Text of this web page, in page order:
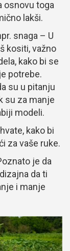
osnovu toga
lakši.
snaga – U
kositi, važno
kako bi se
potrebe.
su u pitanju
su za manje
modeli.
kako bi
za vaše ruke.
je da
da ti
i manje